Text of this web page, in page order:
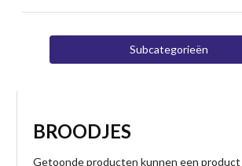
Subcategorieën
BROODJES
Getoonde producten kunnen een product